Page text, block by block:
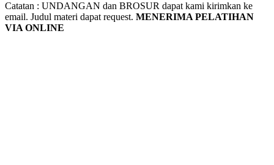
Catatan : UNDANGAN dan BROSUR dapat kami kirimkan ke
email. Judul materi dapat request. MENERIMA PELATIHAN
VIA ONLINE